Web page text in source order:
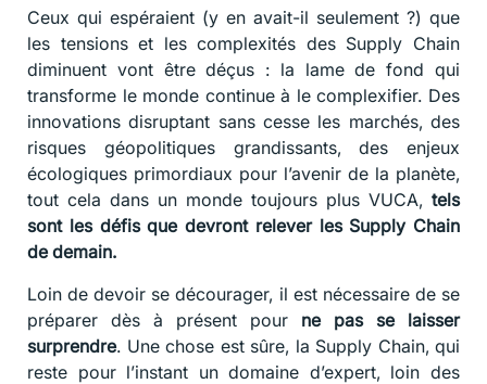
Ceux qui espéraient (y en avait-il seulement ?) que
les tensions et les complexités des Supply Chain
diminuent vont être déçus : la lame de fond qui
transforme le monde continue à le complexifier. Des
innovations disruptant sans cesse les marchés, des
risques géopolitiques grandissants, des enjeux
écologiques primordiaux pour l’avenir de la planète,
tout cela dans un monde toujours plus VUCA, tels
sont les défis que devront relever les Supply Chain
de demain.
Loin de devoir se décourager, il est nécessaire de se
préparer dès à présent pour ne pas se laisser
surprendre. Une chose est sûre, la Supply Chain, qui
reste pour l’instant un domaine d’expert, loin des